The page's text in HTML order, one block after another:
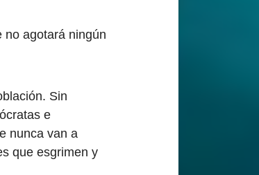
no agotará ningún
Sin
e
nunca van a
que esgrimen y